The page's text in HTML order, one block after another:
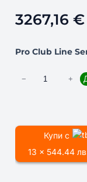
3267,16 €
Pro Club Line
ч
с
− +
Купи с
13 x 544.44